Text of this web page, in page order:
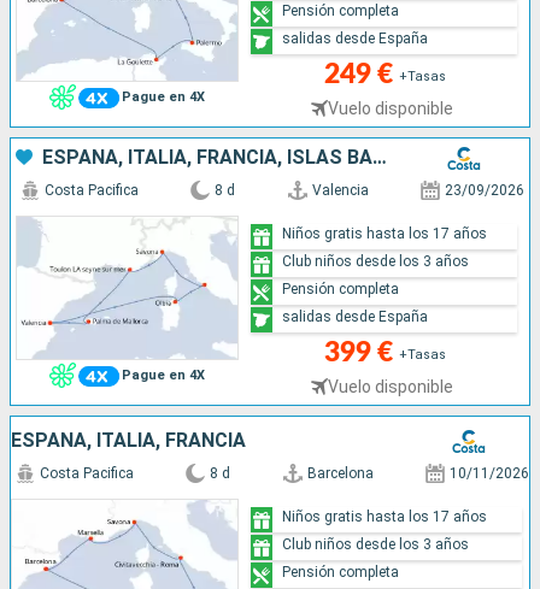
Pague en 4X
249 € +Tasas
Vuelo disponible
Pensión completa
salidas desde España
ESPAÑA, ITALIA, FRANCIA, ISLAS BALEARES
Pague en 4X
Costa Pacifica 8 d Valencia 23/09/2026
399 € +Tasas
Vuelo disponible
Niños gratis hasta los 17 años
Club niños desde los 3 años
Pensión completa
salidas desde España
ESPAÑA, ITALIA, FRANCIA
Costa Pacifica 8 d Barcelona 10/11/2026
Niños gratis hasta los 17 años
Club niños desde los 3 años
Pensión completa